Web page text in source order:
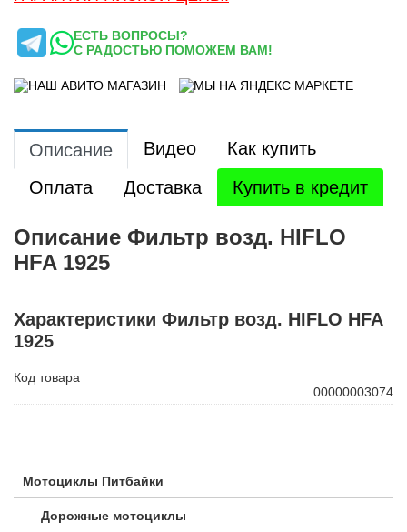
Мотоциклы Питбайки
Дорожные мотоциклы
ЕСТЬ ВОПРОСЫ?
С РАДОСТЬЮ ПОМОЖЕМ ВАМ!
Описание Видео
Как купить
Оплата
Доставка Купить в кредит
Описание Фильтр возд. HIFLO
HFA 1925
Характеристики Фильтр возд. HIFLO HFA
1925
Код товара
00000003074